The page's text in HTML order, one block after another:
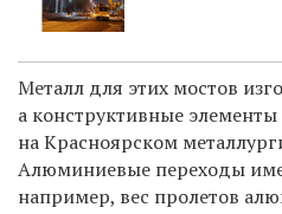
Металл для этих мостов
а конструктивные
на Красноярском
Алюминиевые переходы
например, вес пролетов